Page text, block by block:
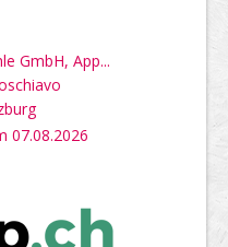
GmbH, App...
07.08.2026